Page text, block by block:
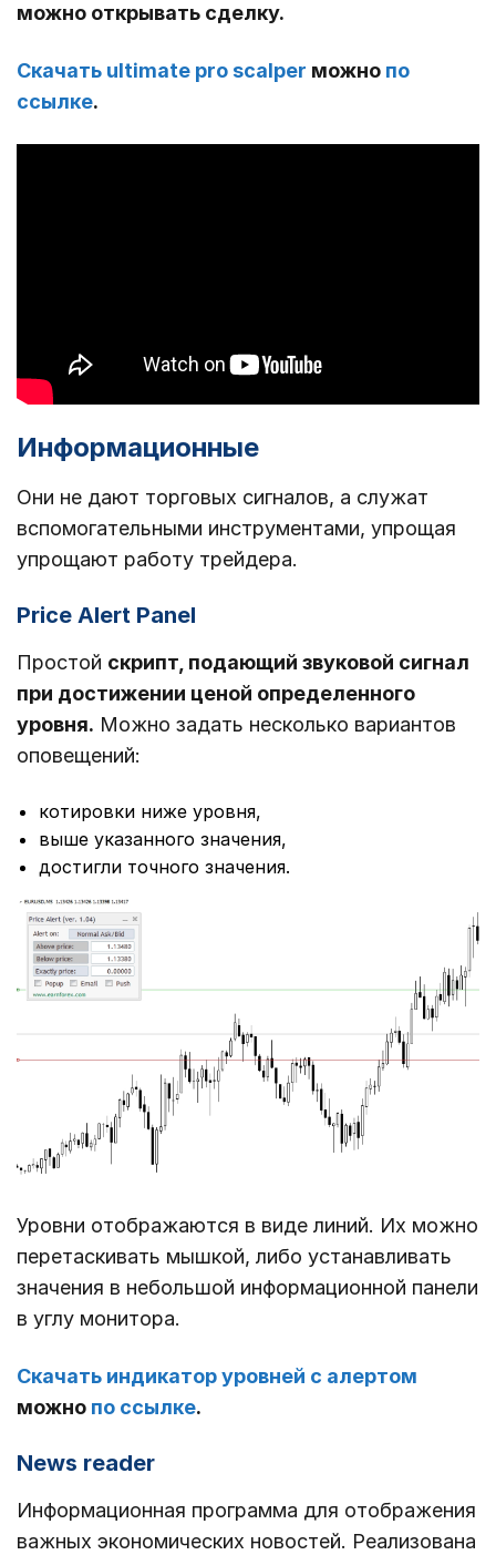
можно открывать сделку.
Скачать ultimate pro scalper можно по
ссылке.
Информационные
Они не дают торговых сигналов, а служат
вспомогательными инструментами, упрощая
упрощают работу трейдера.
Price Alert Panel
Простой скрипт, подающий звуковой сигнал
при достижении ценой определенного
уровня. Можно задать несколько вариантов
оповещений:
котировки ниже уровня,
выше указанного значения,
достигли точного значения.
Уровни отображаются в виде линий. Их можно
перетаскивать мышкой, либо устанавливать
значения в небольшой информационной панели
в углу монитора.
Скачать индикатор уровней с алертом
можно по ссылке.
News reader
Информационная программа для отображения
важных экономических новостей. Реализована